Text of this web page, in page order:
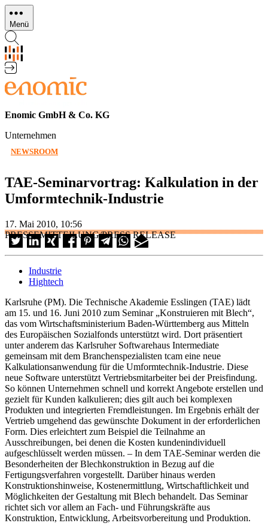
Direkt
zum
Inhalt
Menü
Enomic GmbH & Co. KG
Unternehmen
NEWSROOM
TAE-Seminarvortrag: Kalkulation in der
Umformtechnik-Industrie
17. Mai 2010, 10:56
PRESSEMITTEILUNG/PRESS RELEASE
Industrie
Hightech
Karlsruhe (PM). Die Technische Akademie Esslingen (TAE) lädt
am 15. und 16. Juni 2010 zum Seminar „Konstruieren mit Blech“,
das vom Wirtschaftsministerium Baden-Württemberg aus Mitteln
des Europäischen Sozialfonds unterstützt wird. Dort präsentiert
unter anderem das Karlsruher Softwarehaus Intermediate
gemeinsam mit dem Branchenspezialisten tcam eine neue
Kalkulationsanwendung für die Umformtechnik-Industrie. Diese
neue Software unterstützt Vertriebsmitarbeiter bei der Preisfindung.
So können Unternehmen schnell und korrekt Angebote erstellen und
gezielt für Kunden kalkulieren; dies gilt auch bei komplexen
Produkten und integrierten Fremdleistungen. Im Ergebnis erhält der
Vertrieb umgehend das gewünschte Dokument in der erforderlichen
Form. Dies erleichtert zum Beispiel die Teilnahme an
Ausschreibungen, bei denen die Kosten kundenindividuell
aufgeschlüsselt werden müssen. – In dem TAE-Seminar werden die
Besonderheiten der Blechkonstruktion in Bezug auf die
Fertigungsverfahren vorgestellt. Darüber hinaus werden
Konstruktionshinweise, Kostenermittlung, Wirtschaftlichkeit und
Möglichkeiten der Gestaltung mit Blech behandelt. Das Seminar
richtet sich vor allem an Fach- und Führungskräfte aus
Konstruktion, Entwicklung, Arbeitsvorbereitung und Produktion.